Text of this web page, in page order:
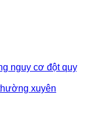
nguy cơ đột quỵ
xuyên